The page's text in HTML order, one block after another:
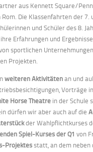
aus Kennett Square/
Rom. Die Klassenfahrten der
und Schüler des 8.
Erfahrungen und
sportlichen
Projekten.
weiteren Aktivitätenan und
Vorträge
Horse Theatre in der Schule
dürfen wir aber auch auf die
der Wahlpflichtkurses
Spiel-Kurses der Q1 von
Projektesstatt, an dem neben